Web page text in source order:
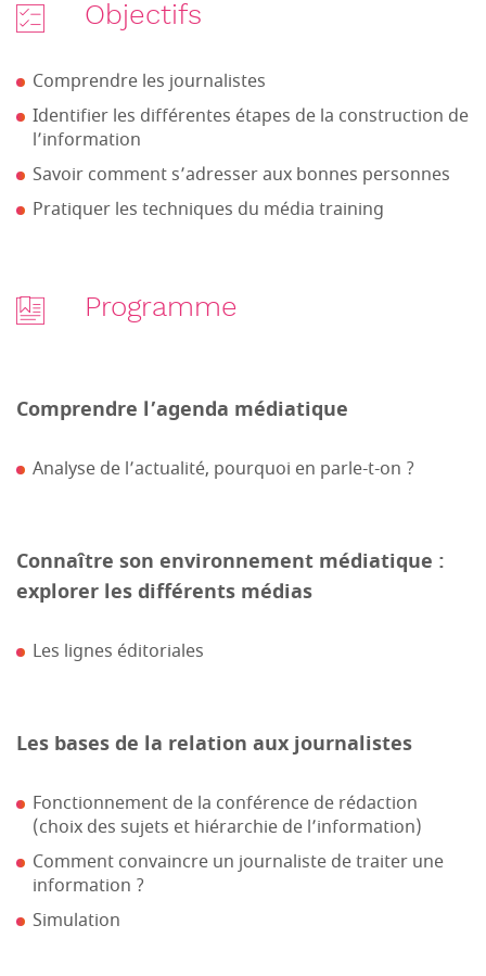
Objectifs
Comprendre les journalistes
Identifier les différentes étapes de la construction de
l’information
Savoir comment s’adresser aux bonnes personnes
Pratiquer les techniques du média training
Programme
Comprendre l’agenda médiatique
Analyse de l’actualité, pourquoi en parle-t-on ?
Connaître son environnement médiatique :
explorer les différents médias
Les lignes éditoriales
Les bases de la relation aux journalistes
Fonctionnement de la conférence de rédaction
(choix des sujets et hiérarchie de l’information)
Comment convaincre un journaliste de traiter une
information ?
Simulation